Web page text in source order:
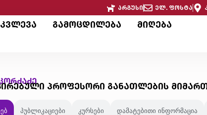
არგუსი ელ. ფოსტა
კვლევა გამოცდილება მიღება
პროფესორი განათლების
პუბლიკაციები კურსები დამატებითი ინფორმაცია